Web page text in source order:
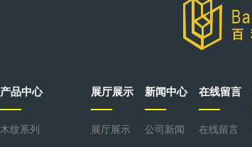
产品中心
木纹系列
展厅展示
展厅展示
新闻中心
公司新闻
在线留言
在线留言